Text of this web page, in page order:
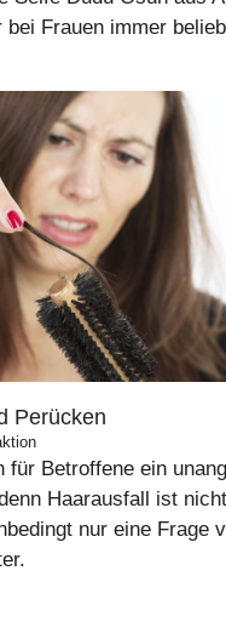
Frauen immer
Perücken
für Betroffene ein
Haarausfall ist
nur eine Frage